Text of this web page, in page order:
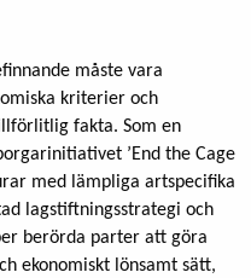
måste vara
kriterier och
fakta. Som en
’End the Cage
med lämpliga artspecifika
lagstiftningsstrategi och
berörda parter att göra
ekonomiskt lönsamt sätt,